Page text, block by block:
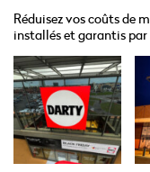
Réduisez vos coûts de
installés et garantis